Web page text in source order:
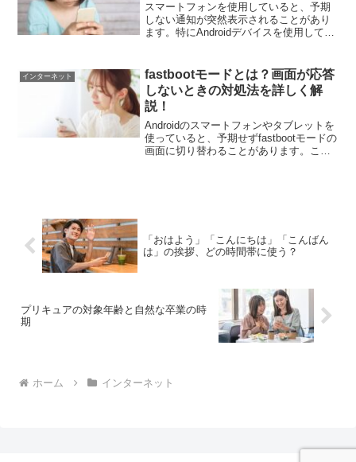
スマートフォンを使用していると、予期
しない通知が突然表示されることがあり
ます。特にAndroidデバイスを使用してい
と自動インストールを行うシステムアプ
リから送...
インターネット
fastbootモードとは？画面が応答
しないときの対処法を詳しく解
説！
Androidのスマートフォンやタブレットを
使っていると、予期せずfastbootモードの
画面に切り替わることがあります。この
「おはよう」「こんにちは」「こんばん
は」の挨拶、どの時間帯に使う？
プリキュアの対象年齢と自然な卒業の時
期
ホーム インターネット